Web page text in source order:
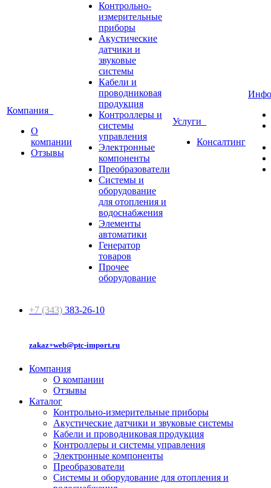
Компания
О
компании
Отзывы
Контрольно-
измерительные
приборы
Акустические
датчики и
звуковые
системы
Кабели и
проводниковая
продукция
Контроллеры и
системы
управления
Электронные
компоненты
Преобразователи
Системы и
оборудование
для отопления и
водоснабжения
Элементы
автоматики
Генератор
товаров
Прочее
оборудование
Услуги
Консалтинг
+7 (343) 383-26-10
zakaz+web@ptc-import.ru
Компания
О компании
Отзывы
Каталог
Контрольно-измерительные приборы
Акустические датчики и звуковые системы
Кабели и проводниковая продукция
Контроллеры и системы управления
Электронные компоненты
Преобразователи
Системы и оборудование для отопления и